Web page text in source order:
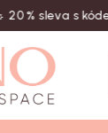
s kódem